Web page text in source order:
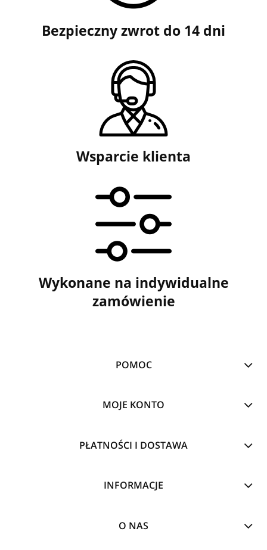
Bezpieczny zwrot do 14 dni
Wsparcie klienta
Wykonane na indywidualne
zamówienie
POMOC
MOJE KONTO
PŁATNOŚCI I DOSTAWA
INFORMACJE
O NAS